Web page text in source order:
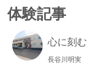
体験記事
心に刻む
長谷川明実